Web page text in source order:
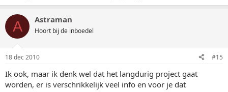
A Astraman
Hoort bij de inboedel
18 dec 2010 #15
Ik ook, maar ik denk wel dat het langdurig project gaat
worden, er is verschrikkelijk veel info en voor je dat